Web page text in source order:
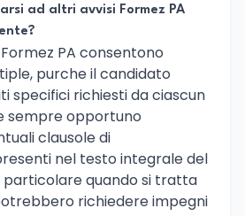
ad altri avvisi Formez PA
PA consentono
purche il candidato
specifici richiesti da ciascun
sempre opportuno
clausole di
nel testo integrale del
particolare quando si tratta
richiedere impegni